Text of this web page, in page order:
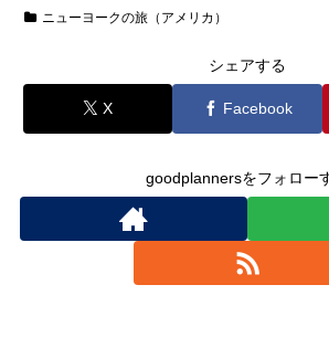
ニューヨークの旅（アメリカ）
シェアする
X Facebook
goodplannersをフォロー